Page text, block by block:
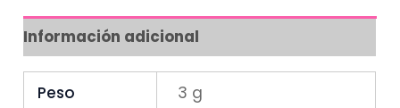
Información adicional
Peso 3 g